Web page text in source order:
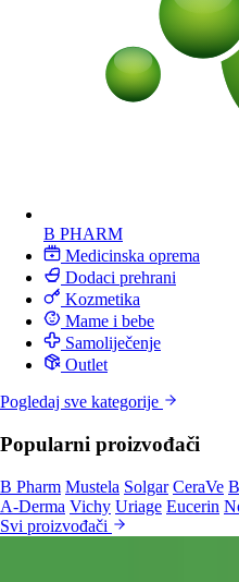
B PHARM
Medicinska oprema
Dodaci prehrani
Kozmetika
Mame i bebe
Samoliječenje
Outlet
Pogledaj sve kategorije
Popularni proizvođači
B Pharm Mustela Solgar CeraVe
A-Derma Vichy Uriage Eucerin
Svi proizvođači